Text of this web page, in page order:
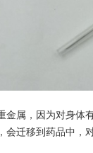
金属，因为对身体
会迁移到药品中，